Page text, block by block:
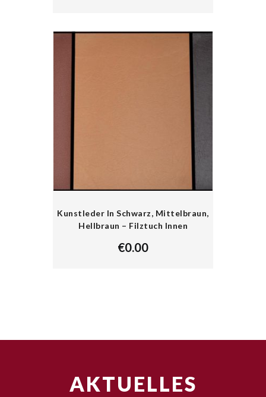
Kunstleder In Schwarz, Mittelbraun,
Hellbraun – Filztuch Innen
€0.00
AKTUELLES